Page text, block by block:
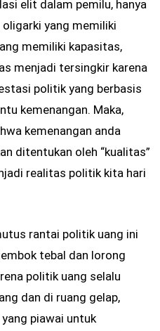
elit dalam pemilu, hanya
yang memiliki
memiliki kapasitas,
menjadi tersingkir karena
politik yang berbasis
kemenangan. Maka,
kemenangan anda
ditentukan oleh “kualitas”
realitas politik kita hari
rantai politik uang ini
tebal dan lorong
politik uang selalu
dan di ruang gelap,
piawai untuk